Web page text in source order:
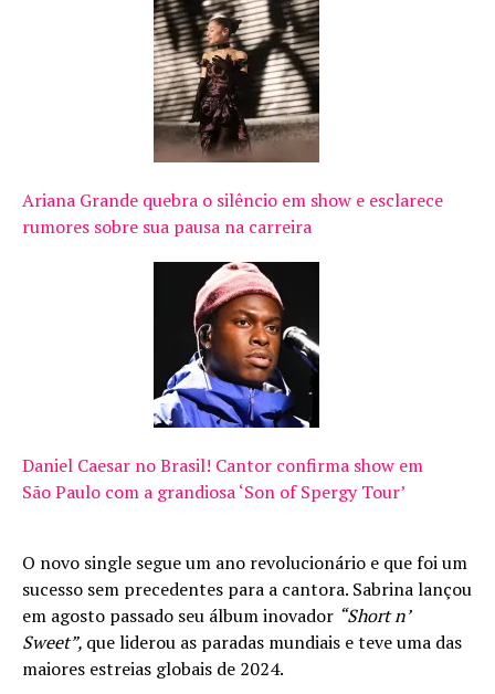
Ariana Grande quebra o silêncio em show e esclarece
rumores sobre sua pausa na carreira
Daniel Caesar no Brasil! Cantor confirma show em
São Paulo com a grandiosa ‘Son of Spergy Tour’
O novo single segue um ano revolucionário e que foi um
sucesso sem precedentes para a cantora. Sabrina lançou
em agosto passado seu álbum inovador “Short n’
Sweet”, que liderou as paradas mundiais e teve uma das
maiores estreias globais de 2024.